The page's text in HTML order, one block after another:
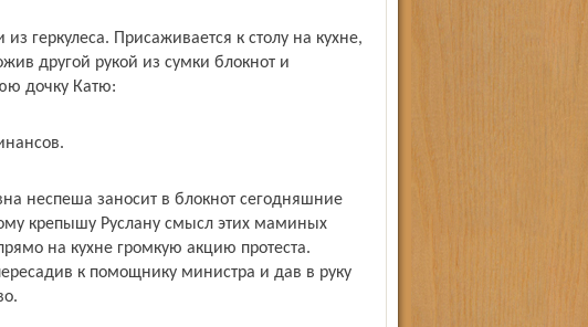
геркулеса. Присаживается к столу на кухне,
другой рукой из сумки блокнот и
дочку Катю:
неспеша заносит в блокнот сегодняшние
крепышу Руслану смысл этих маминых
на кухне громкую акцию протеста.
к помощнику министра и дав в руку